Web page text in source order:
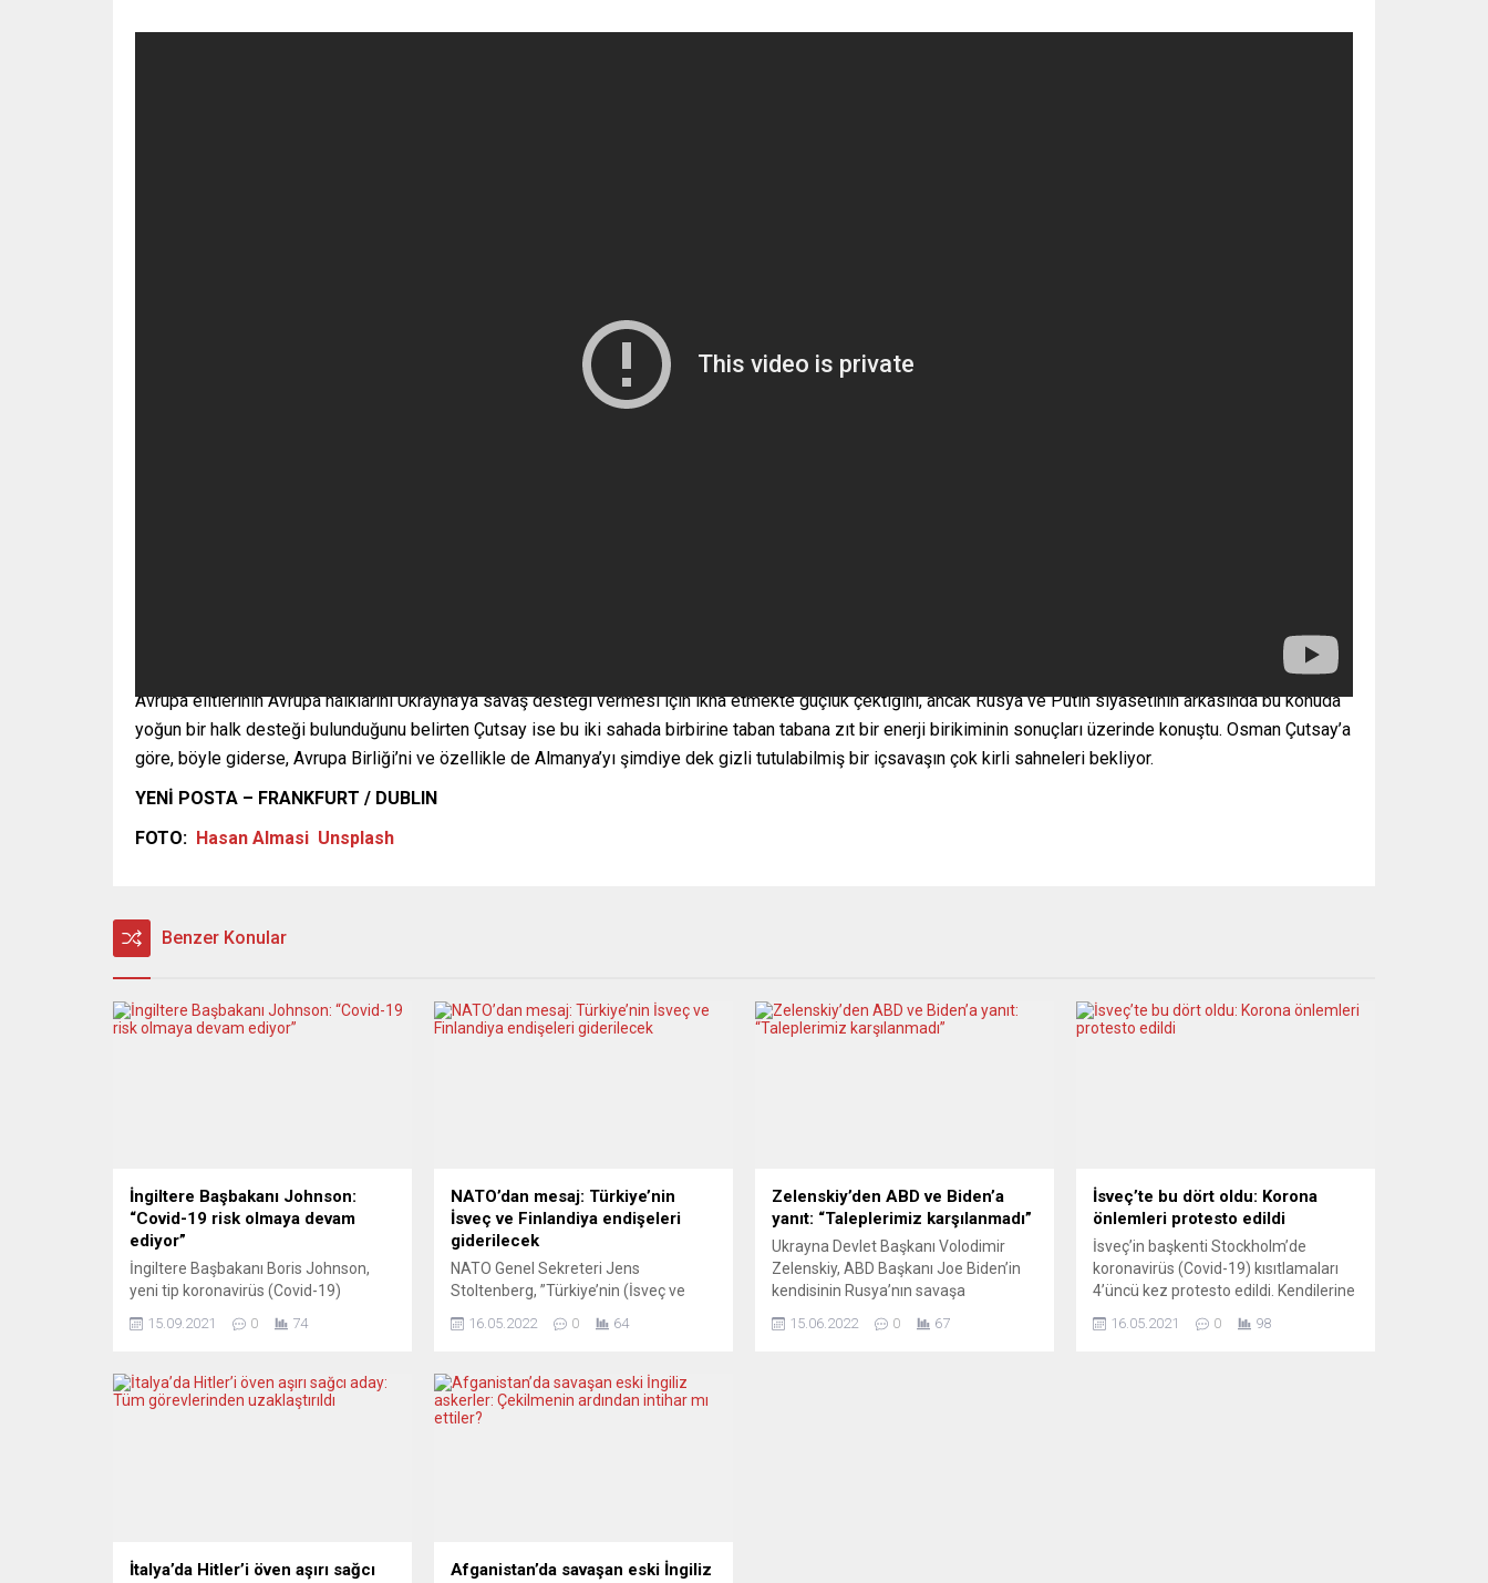
Avrupa elitlerinin Avrupa halklarını Ukrayna’ya savaş desteği vermesi için ikna etmekte güçlük çektiğini, ancak Rusya ve Putin siyasetinin arkasında bu konuda
yoğun bir halk desteği bulunduğunu belirten Çutsay ise bu iki sahada birbirine taban tabana zıt bir enerji birikiminin sonuçları üzerinde konuştu. Osman Çutsay’a
göre, böyle giderse, Avrupa Birliği’ni ve özellikle de Almanya’yı şimdiye dek gizli tutulabilmiş bir içsavaşın çok kirli sahneleri bekliyor.
YENİ POSTA – FRANKFURT / DUBLIN
FOTO: Hasan Almasi Unsplash
Benzer Konular
İngiltere Başbakanı Johnson:
“Covid-19 risk olmaya devam
ediyor”
İngiltere Başbakanı Boris Johnson,
yeni tip koronavirüs (Covid-19)
salgınının hâlâ bir risk olmaya devam
ettiğini belirtti, henüz aşı olmayanların
bulundu. Johnson, Covid-19’la
mücadelede İngiltere’nin kış planına
15.09.2021 0 74
NATO’dan mesaj: Türkiye’nin
İsveç ve Finlandiya endişeleri
giderilecek
NATO Genel Sekreteri Jens
Stoltenberg, ”Türkiye’nin (İsveç ve
Finlandiya’nın üyeliğiyle ilgili) dile
getirdiği endişeleri, üyelik sürecini
alabileceğimizden eminim” dedi. Jens
Stoltenberg, Almanya’nın başkenti
Berlin’de düzenlenen NATO Dışişleri
16.05.2022 0 64
Zelenskiy’den ABD ve Biden’a
yanıt: “Taleplerimiz karşılanmadı”
Ukrayna Devlet Başkanı Volodimir
Zelenskiy, ABD Başkanı Joe Biden’in
kendisinin Rusya’nın savaşa
hazırlandığına dair ABD istihbaratının
ulaştığı bilgileri duymak istemediğine
15.06.2022 0 67
İsveç’te bu dört oldu: Korona
önlemleri protesto edildi
İsveç’in başkenti Stockholm’de
koronavirüs (Covid-19) kısıtlamaları
4’üncü kez protesto edildi. Kendilerine
“Milenyum” ismini veren grubun
yüzlerce üyesi Stockholm’ün
16.05.2021 0 98
İtalya’da Hitler’i öven aşırı sağcı
Afganistan’da savaşan eski İngiliz